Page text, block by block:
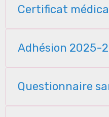
Certificat
Adhésion 2025-
Questionnaire